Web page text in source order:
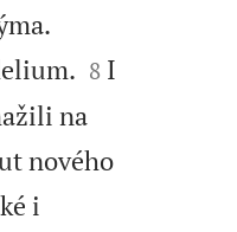


8 I
na
nového
i